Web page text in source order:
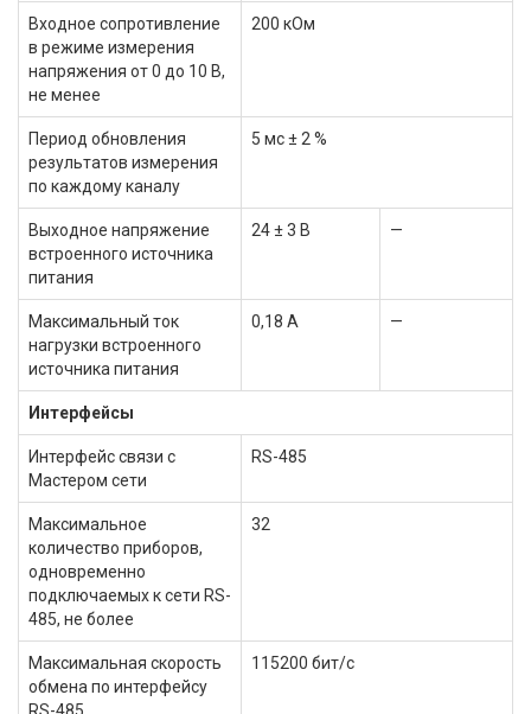
Входное сопротивление
в режиме измерения
напряжения от 0 до 10 В,
не менее
200 кОм
Период обновления
результатов измерения
по каждому каналу
5 мс ± 2 %
Выходное напряжение
встроенного источника
питания
24 ± 3 В —
Максимальный ток
нагрузки встроенного
источника питания
0,18 А —
Интерфейсы
Интерфейс связи с
Мастером сети
RS-485
Максимальное
количество приборов,
одновременно
подключаемых к сети RS-
485, не более
32
Максимальная скорость
обмена по интерфейсу
115200 бит/с